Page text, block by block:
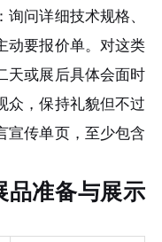
问详细技术规格、
动要报价单。对这类
天或展后具体会面时
众，保持礼貌但不过
宣传单页，至少包含
品准备与展示